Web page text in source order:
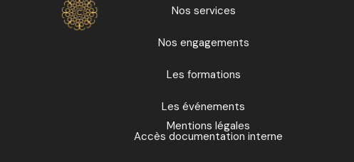
Nos services
Nos engagements
Les formations
Les événements
Mentions légales
Accès documentation interne